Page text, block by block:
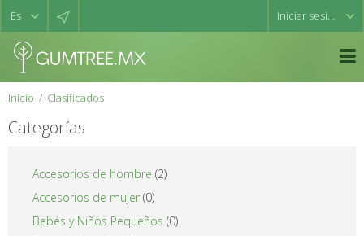
Iniciar sesión
Inicio Clasificados
Categorías
Accesorios de hombre (2)
Accesorios de mujer (0)
Bebés y Niños Pequeños (0)